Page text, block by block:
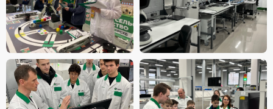
+7 (812) 458-44-13
ОГРН
Реквизиты
Свидетельство
Устав организации
Публичный отчет 2024
Публичный отчет 2023
Программа БФ Велес 2020 - 2030
Публичный отчет 2021 - 2022
Отчеты